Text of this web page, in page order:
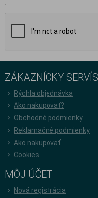
ZÁKAZNÍCKY SERVÍS
Rýchla objednávka
Ako nakupovať?
Obchodné podmienky
Reklamačné podmienky
Ako nakupovať
Cookies
MÔJ ÚČET
Nová registrácia